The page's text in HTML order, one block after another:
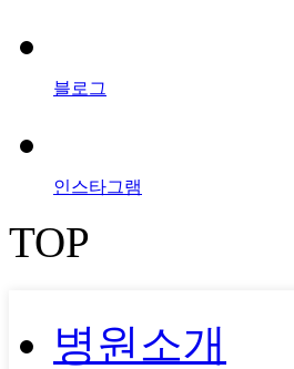
블로그
인스타그램
TOP
병원소개